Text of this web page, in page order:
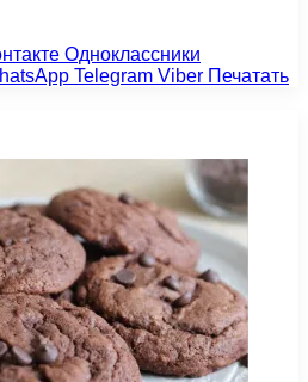
Одноклассники
Telegram Viber Печатать